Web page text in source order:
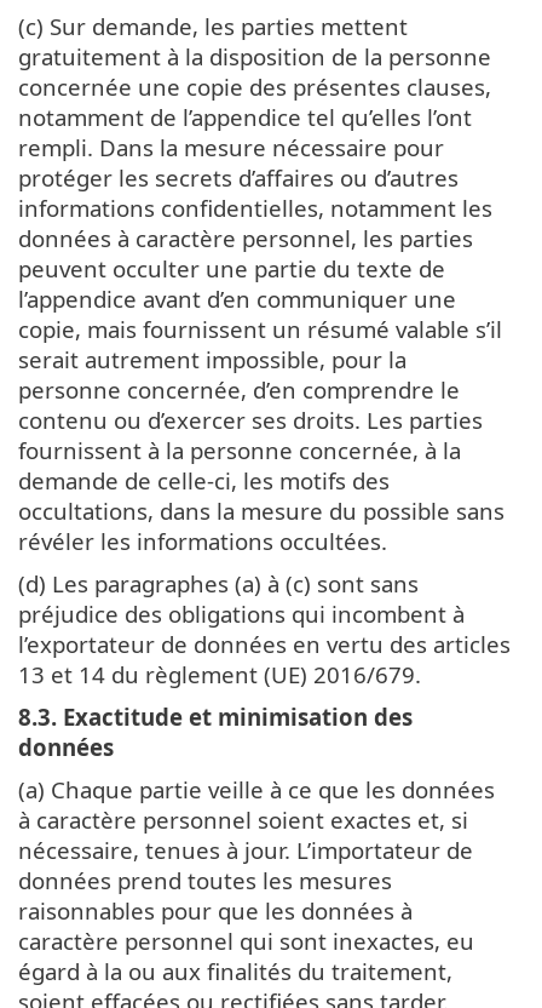
(c) Sur demande, les parties mettent
gratuitement à la disposition de la personne
concernée une copie des présentes clauses,
notamment de l’appendice tel qu’elles l’ont
rempli. Dans la mesure nécessaire pour
protéger les secrets d’affaires ou d’autres
informations confidentielles, notamment les
données à caractère personnel, les parties
peuvent occulter une partie du texte de
l’appendice avant d’en communiquer une
copie, mais fournissent un résumé valable s’il
serait autrement impossible, pour la
personne concernée, d’en comprendre le
contenu ou d’exercer ses droits. Les parties
fournissent à la personne concernée, à la
demande de celle-ci, les motifs des
occultations, dans la mesure du possible sans
révéler les informations occultées.
(d) Les paragraphes (a) à (c) sont sans
préjudice des obligations qui incombent à
l’exportateur de données en vertu des articles
13 et 14 du règlement (UE) 2016/679.
8.3. Exactitude et minimisation des
données
(a) Chaque partie veille à ce que les données
à caractère personnel soient exactes et, si
nécessaire, tenues à jour. L’importateur de
données prend toutes les mesures
raisonnables pour que les données à
caractère personnel qui sont inexactes, eu
égard à la ou aux finalités du traitement,
soient effacées ou rectifiées sans tarder.